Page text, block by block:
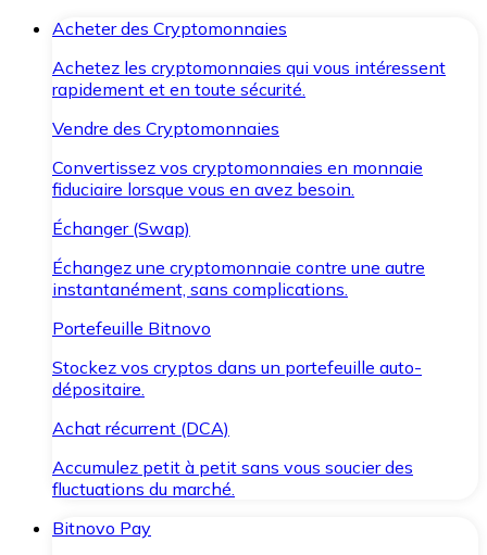
Acheter des Cryptomonnaies
Achetez les cryptomonnaies qui vous intéressent
rapidement et en toute sécurité.
Vendre des Cryptomonnaies
Convertissez vos cryptomonnaies en monnaie
fiduciaire lorsque vous en avez besoin.
Échanger (Swap)
Échangez une cryptomonnaie contre une autre
instantanément, sans complications.
Portefeuille Bitnovo
Stockez vos cryptos dans un portefeuille auto-
dépositaire.
Achat récurrent (DCA)
Accumulez petit à petit sans vous soucier des
fluctuations du marché.
Bitnovo Pay